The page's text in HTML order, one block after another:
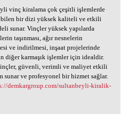
vinç kiralama çok
vinç kiralama çok çeşitli işlemlerde
bir dizi yüksek kaliteli ve etkili
sunar. Vinçler yüksek yapılarda
taşınması, ağır nesnelerin
ve indirilmesi, inşaat projelerinde
diğer karmaşık işlemler için idealdir.
güvenli, verimli ve maliyet etkili
sunar ve profesyonel bir hizmet sağlar.
demkargroup.com/sultanbeyli-kiralik-